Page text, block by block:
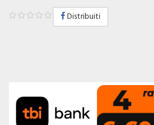
Distribuiti